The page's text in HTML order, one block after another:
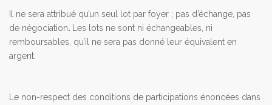
Il ne sera attribué qu’un seul lot par foyer ; pas d’échange, pas
de négociation.
Les lots ne sont ni échangeables, ni
remboursables, qu’il ne sera pas donné leur équivalent en
argent.
Le non-respect des conditions de participations énoncées dans